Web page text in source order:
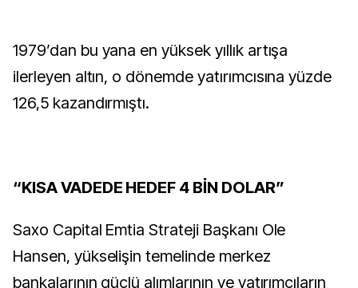
1979’dan bu yana en yüksek yıllık artışa
ilerleyen altın, o dönemde yatırımcısına yüzde
126,5 kazandırmıştı.
“KISA VADEDE HEDEF 4 BİN DOLAR”
Saxo Capital Emtia Strateji Başkanı Ole
Hansen, yükselişin temelinde merkez
bankalarının güçlü alımlarının ve yatırımcıların